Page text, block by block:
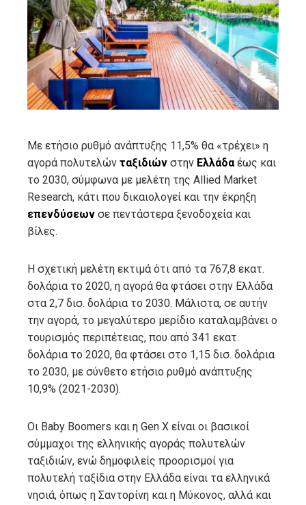
Με ετήσιο ρυθμό ανάπτυξης 11,5% θα «τρέχει» η
αγορά πολυτελών ταξιδιών στην Ελλάδαέως και
το 2030, σύμφωνα με μελέτη της Allied Market
Research, κάτι που δικαιολογεί και την έκρηξη
επενδύσεων σε πεντάστερα ξενοδοχεία και
βίλες.
Η σχετική μελέτη εκτιμά ότι από τα 767,8 εκατ.
δολάρια το 2020, η αγορά θα φτάσει στην Ελλάδα
στα 2,7 δισ. δολάρια το 2030. Μάλιστα, σε αυτήν
την αγορά, το μεγαλύτερο μερίδιο καταλαμβάνει ο
τουρισμός περιπέτειας, που από 341 εκατ.
δολάρια το 2020, θα φτάσει στο 1,15 δισ. δολάρια
το 2030, με σύνθετο ετήσιο ρυθμό ανάπτυξης
10,9% (2021-2030).
Οι Baby Boomers και η Gen X είναι οι βασικοί
σύμμαχοι της ελληνικής αγοράς πολυτελών
ταξιδιών, ενώ δημοφιλείς προορισμοί για
πολυτελή ταξίδια στην Ελλάδα είναι τα ελληνικά
νησιά, όπως η Σαντορίνη και η Μύκονος, αλλά και